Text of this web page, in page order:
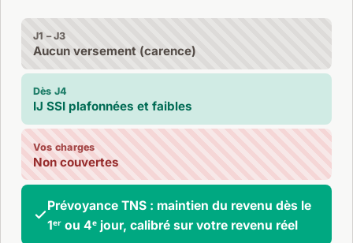
J1 – J3
Aucun versement (carence)
Dès J4
IJ SSI plafonnées et faibles
Vos charges
Non couvertes
Prévoyance TNS : maintien du revenu dès le
1ᵉʳ ou 4ᵉ jour, calibré sur votre revenu réel